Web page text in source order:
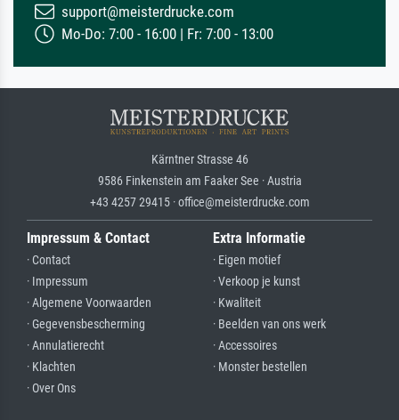
support@meisterdrucke.com
Mo-Do: 7:00 - 16:00 | Fr: 7:00 - 13:00
Kärntner Strasse 46
9586 Finkenstein am Faaker See · Austria
+43 4257 29415 · office@meisterdrucke.com
Impressum & Contact
· Contact
· Impressum
· Algemene Voorwaarden
· Gegevensbescherming
· Annulatierecht
· Klachten
· Over Ons
Extra Informatie
· Eigen motief
· Verkoop je kunst
· Kwaliteit
· Beelden van ons werk
· Accessoires
· Monster bestellen